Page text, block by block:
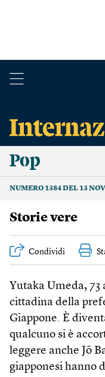
Pop
NUMERO 1384 DEL 13
Storie vere
Condividi
Yutaka Umeda, 73
cittadina della
Giappone. È
qualcuno si è
leggere anche Jō
giapponesi hanno